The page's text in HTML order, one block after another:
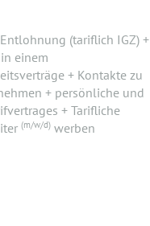
(tariflich IGZ) +
einem
+ Kontakte zu
+ persönliche und
+ Tarifliche
(m/w/d) werben